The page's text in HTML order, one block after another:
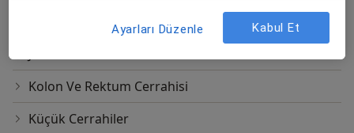
Kolon Ve Rektum Cerrahisi
Küçük Cerrahiler
Ayarları Düzenle Kabul Et